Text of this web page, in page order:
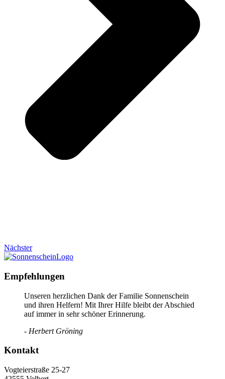
Nächster
Empfehlungen
Unseren herzlichen Dank der Familie Sonnenschein
und ihren Helfern! Mit Ihrer Hilfe bleibt der Abschied
auf immer in sehr schöner Erinnerung.
- Herbert Gröning
Kontakt
Vogteierstraße 25-27